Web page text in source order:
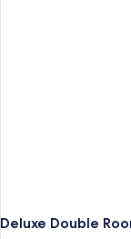
Deluxe Double